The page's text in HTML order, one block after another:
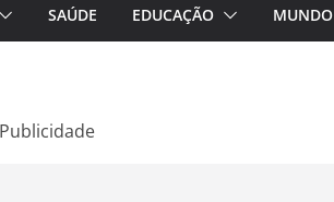
SAÚDE EDUCAÇÃO MUNDO
Publicidade